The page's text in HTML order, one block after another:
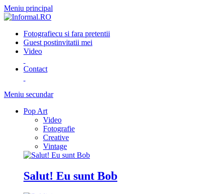
Meniu principal
Fotografiecu si fara pretentii
Guest postinvitatii mei
Video
Contact
Meniu secundar
Pop Art
Video
Fotografie
Creative
Vintage
Salut! Eu sunt Bob